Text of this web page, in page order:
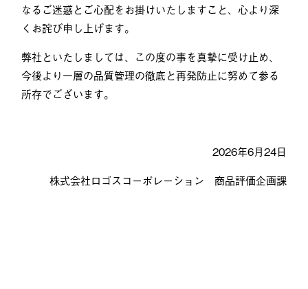
なるご迷惑とご心配をお掛けいたしますこと、心より深
くお詫び申し上げます。
弊社といたしましては、この度の事を真摯に受け止め、
今後より一層の品質管理の徹底と再発防止に努めて参る
所存でございます。
2026年6月24日
株式会社ロゴスコーポレーション 商品評価企画課